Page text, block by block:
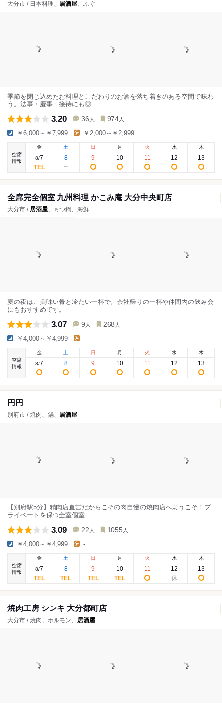
大分市 / 日本料理、 居酒屋、ふぐ
季節を閉じ込めたお料理とこだわりのお酒を落ち着きのある空間で味わ
う。法事・慶事・接待にも◎
3.20 36 人 974 人
￥6,000～￥7,999 ￥2,000～￥2,999
空席
情報
金
8/7
土
8
日
9
月
10
火
11
水
12
木
13
全席完全個室 九州料理 かこみ庵 大分中央町店
大分市 / 居酒屋、もつ鍋、海鮮
夏の夜は、美味い肴と冷たい一杯で。会社帰りの一杯や仲間内の飲み会
にもおすすめです。
3.07 9 人 268 人
￥4,000～￥4,999 -
空席
情報
金
8/7
土
8
日
9
月
10
火
11
水
12
木
13
円円
別府市 / 焼肉、鍋、 居酒屋
【別府駅5分】精肉店直営だからこその肉自慢の焼肉店へようこそ！プ
ライベートを保つ全室個室
3.09 22 人 1055 人
￥4,000～￥4,999 -
空席
情報
金
8/7
土
8
日
9
月
10
火
11
水
12
木
13
焼肉工房 シンキ 大分都町店
大分市 / 焼肉、ホルモン、 居酒屋